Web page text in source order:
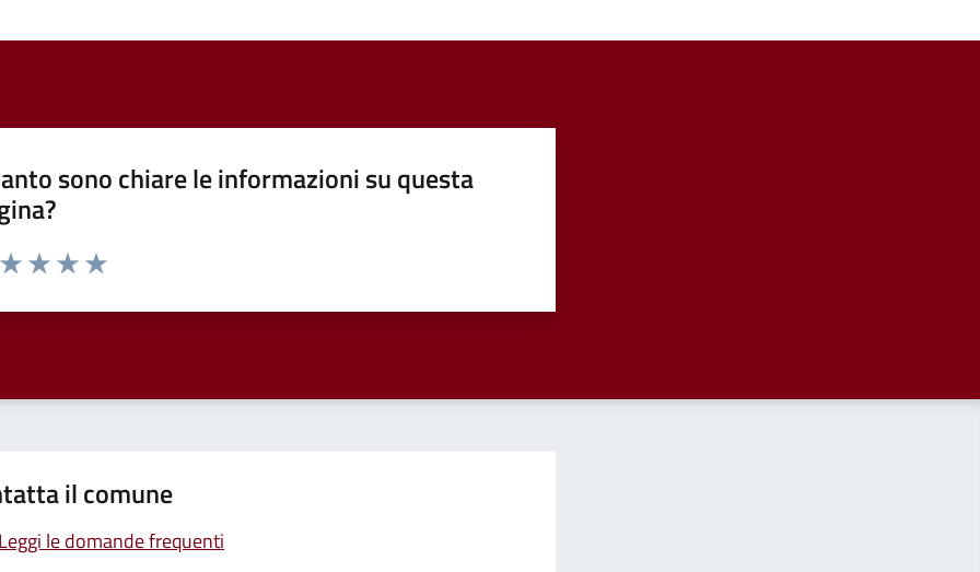
sono chiare le informazioni su questa
da 1 a 5 stelle la pagina
il comune
Leggi le domande frequenti